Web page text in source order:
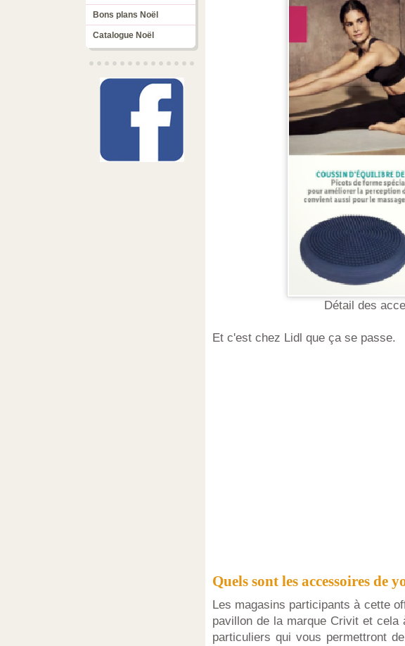
Bons plans Noël
Catalogue Noël
Détail des
Et c'est chez Lidl que ça se passe.
Quels sont les accessoires de
Les magasins participants à cette
pavillon de la marque Crivit et
particuliers qui vous permettront